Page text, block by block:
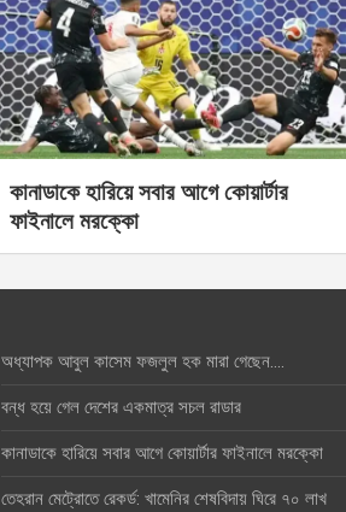
কানাডাকে হারিয়ে সবার আগে কোয়ার্টার
ফাইনালে মরক্কো
অধ্যাপক আবুল কাসেম ফজলুল হক মারা গেছেন….
বন্ধ হয়ে গেল দেশের একমাত্র সচল রাডার
কানাডাকে হারিয়ে সবার আগে কোয়ার্টার ফাইনালে মরক্কো
তেহরান মেট্রোতে রেকর্ড: খামেনির শেষবিদায় ঘিরে ৭০ লাখ